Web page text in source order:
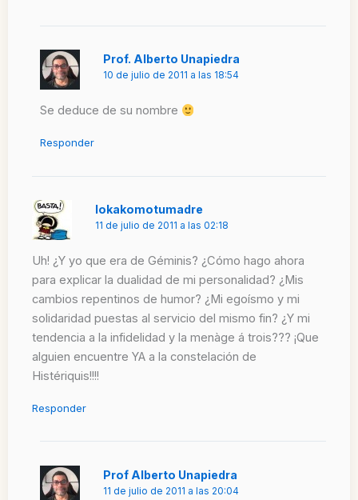
Prof. Alberto Unapiedra
10 de julio de 2011 a las 18:54
Se deduce de su nombre
Responder
lokakomotumadre
11 de julio de 2011 a las 02:18
Uh! ¿Y yo que era de Géminis? ¿Cómo hago ahora
para explicar la dualidad de mi personalidad? ¿Mis
cambios repentinos de humor? ¿Mi egoísmo y mi
solidaridad puestas al servicio del mismo fin? ¿Y mi
tendencia a la infidelidad y la menàge á trois??? ¡Que
alguien encuentre YA a la constelación de
Histériquis!!!!
Responder
Prof Alberto Unapiedra
11 de julio de 2011 a las 20:04